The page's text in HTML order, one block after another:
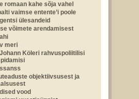
romaan kahe sõja vahel
vaimse entente’i poole
ülesandeid
võimete arendamisest
meri
Köleri rahvuspoliitilisi
objektiivsusest ja
vood